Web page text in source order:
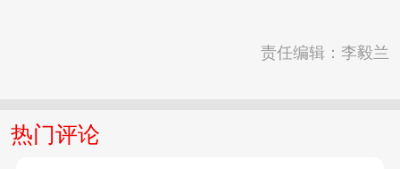
责任编辑：李毅兰
热门评论